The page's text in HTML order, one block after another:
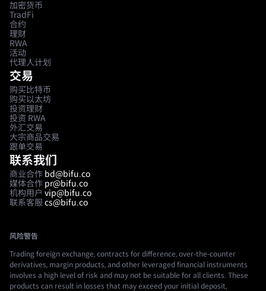
加密货币
TradFi
合约
理财
RWA
活动
代理人计划
交易
购买比特币
购买以太坊
投资理财
投资 RWA
外汇交易
大宗商品交易
跟单交易
联系我们
商业合作 bd@bifu.co
媒体合作 pr@bifu.co
机构用户 vip@bifu.co
联系客服 cs@bifu.co
风险警告
Trading foreign exchange, contracts for difference, over-the-counter
derivatives, margin products, and other leveraged financial instruments
involves a high level of risk and may not be suitable for all clients. These
products can result in losses that may exceed your initial deposit,